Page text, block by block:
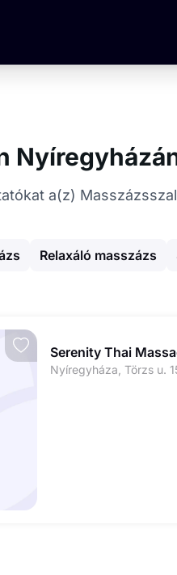
a(z)
Relaxáló masszázs
Serenity Thai